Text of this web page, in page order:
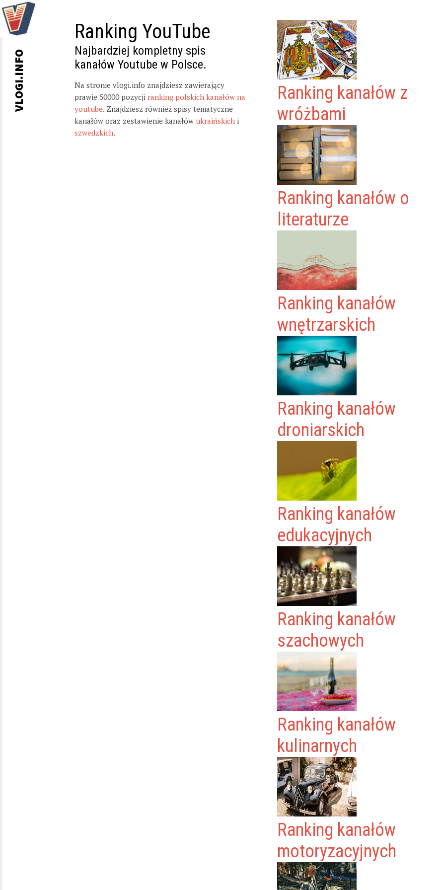
Ranking YouTube
Najbardziej kompletny spis
kanałów Youtube w Polsce.
Na stronie vlogi.info znajdziesz zawierający
prawie 50000 pozycji ranking polskich kanałów na
youtube. Znajdziesz również spisy tematyczne
kanałów oraz zestawienie kanałów ukraińskich i
szwedzkich.
Ranking kanałów z
wróżbami
Ranking kanałów o
literaturze
Ranking kanałów
wnętrzarskich
Ranking kanałów
droniarskich
Ranking kanałów
edukacyjnych
Ranking kanałów
szachowych
Ranking kanałów
kulinarnych
Ranking kanałów
motoryzacyjnych
VLOGI.INFO